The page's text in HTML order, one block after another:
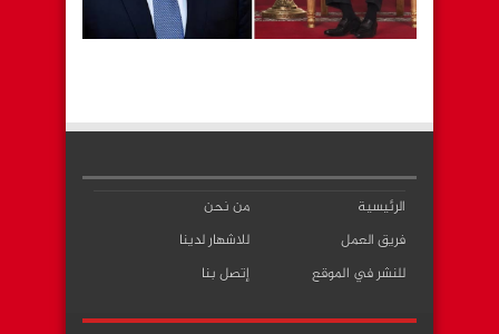
الرئيسية
من نحن
فريق العمل
للاشهار لدينا
للنشر في الموقع
إتصل بنا